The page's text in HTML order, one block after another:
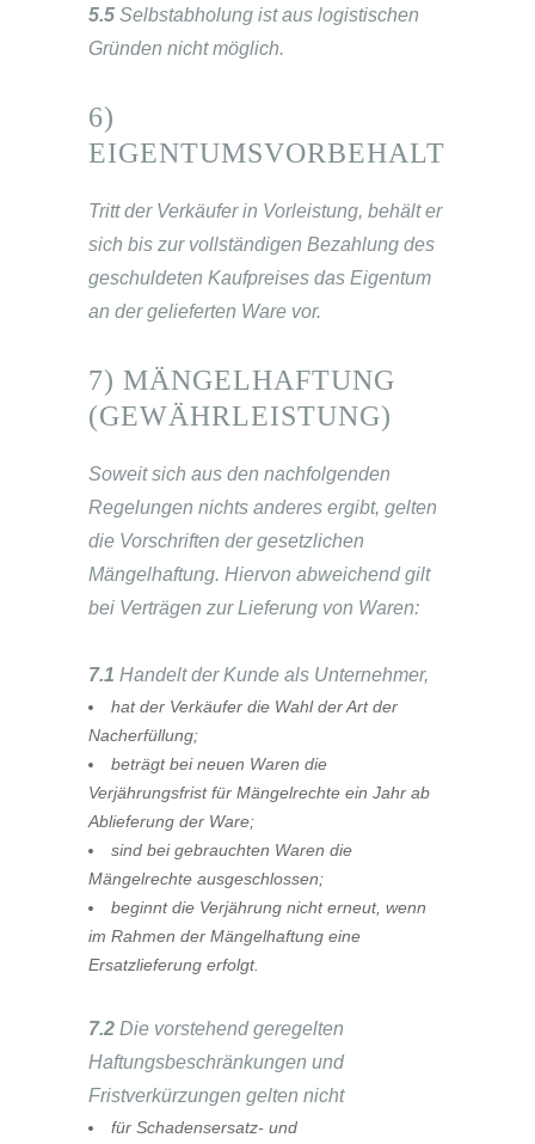
5.5 Selbstabholung ist aus logistischen
Gründen nicht möglich.
6)
EIGENTUMSVORBEHALT
Tritt der Verkäufer in Vorleistung, behält er
sich bis zur vollständigen Bezahlung des
geschuldeten Kaufpreises das Eigentum
an der gelieferten Ware vor.
7) MÄNGELHAFTUNG
(GEWÄHRLEISTUNG)
Soweit sich aus den nachfolgenden
Regelungen nichts anderes ergibt, gelten
die Vorschriften der gesetzlichen
Mängelhaftung. Hiervon abweichend gilt
bei Verträgen zur Lieferung von Waren:
7.1 Handelt der Kunde als Unternehmer,
hat der Verkäufer die Wahl der Art der
Nacherfüllung;
beträgt bei neuen Waren die
Verjährungsfrist für Mängelrechte ein Jahr ab
Ablieferung der Ware;
sind bei gebrauchten Waren die
Mängelrechte ausgeschlossen;
beginnt die Verjährung nicht erneut, wenn
im Rahmen der Mängelhaftung eine
Ersatzlieferung erfolgt.
7.2 Die vorstehend geregelten
Haftungsbeschränkungen und
Fristverkürzungen gelten nicht
für Schadensersatz- und